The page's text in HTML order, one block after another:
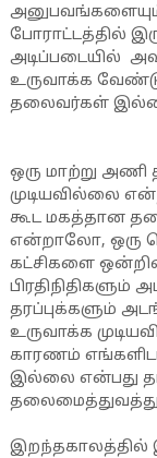
போராட்டத்தில்
அடிப்படையில்
உருவாக்க
தலைவர்கள்
ஒரு மாற்று அணி
முடியவில்லை
கூட மகத்தான
என்றாலோ, ஒரு
கட்சிகளை
பிரதிநிதிகளும்
தரப்புக்களும்
உருவாக்க
காரணம்
இல்லை என்பது
இறந்தகாலத்தில்